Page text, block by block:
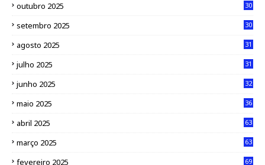
outubro 2025 30
setembro 2025 30
agosto 2025 31
julho 2025 31
junho 2025 32
maio 2025 36
abril 2025 63
março 2025 63
fevereiro 2025 69